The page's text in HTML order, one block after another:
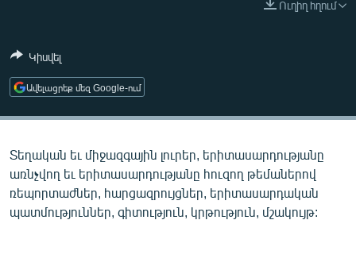
ՄԵԿՆԱԲԱՆՈՒԹՅՈՒՆ
ԿՈՐՈՆԱՎԻՐՈՒՍ
ԱՐԽԻՎ
ՏԵՍԱՆՅՈՒԹԵՐ
Ուղիղ հղում
Կիսվել
Ավելացրեք մեզ Google-ում
Տեղական եւ միջազգային լուրեր, երիտասարդությանը
առնչվող եւ երիտասարդությանը հուզող թեմաներով
ռեպորտաժներ, հարցազրույցներ, երիտասարդական
պատմություններ, գիտություն, կրթություն, մշակույթ: